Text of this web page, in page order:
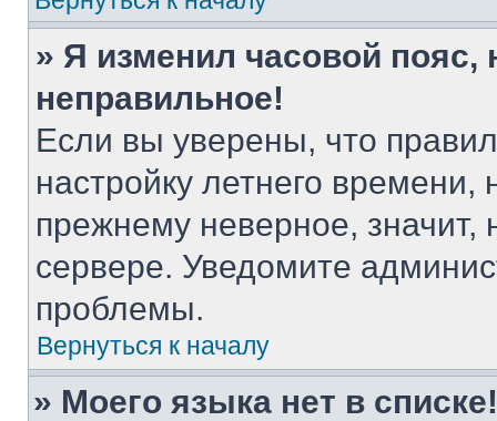
» Я изменил часовой пояс,
неправильное!
Если вы уверены, что
настройку летнего
прежнему неверное, значит,
сервере. Уведомите
проблемы.
Вернуться к началу
» Моего языка нет в списке!